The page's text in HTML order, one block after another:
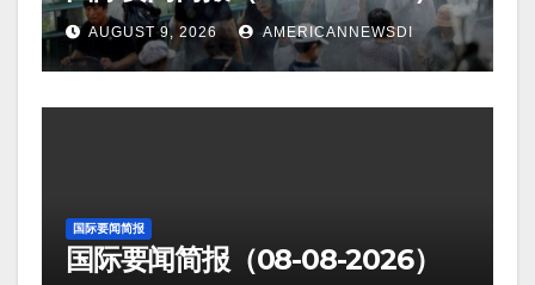
AUGUST 9, 2026 AMERICANNEWSDI
国际要闻简报
国际要闻简报（08-08-2026）